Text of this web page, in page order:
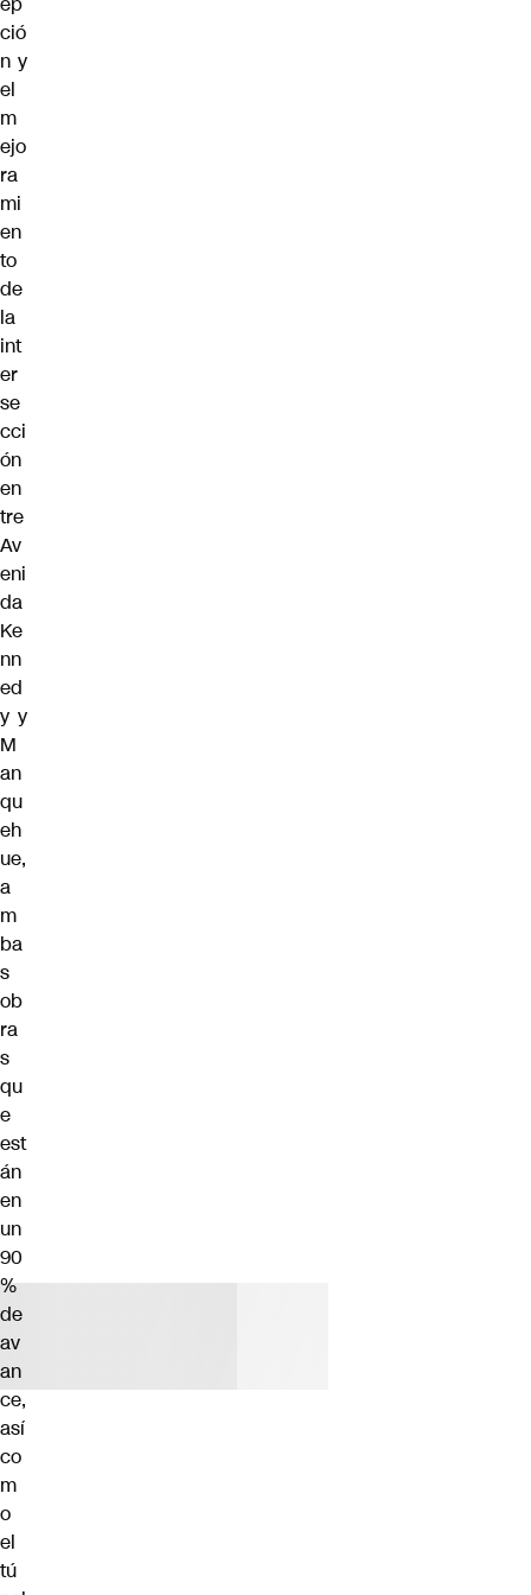
ció
n y
el
m
ejo
ra
mi
en
to
de
la
int
er
se
cci
ón
en
tre
Av
eni
da
Ke
nn
ed
y y
M
an
qu
eh
ue,
a
m
ba
s
ob
ra
s
qu
e
est
án
en
un
90
%
de
av
an
ce,
así
co
m
o
el
tú